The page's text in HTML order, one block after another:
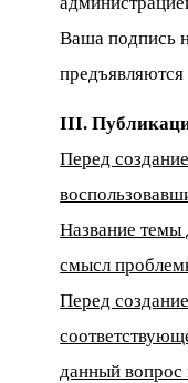
Ваша подпись
III.
Перед
Название
смысл
Перед
данный вопрос